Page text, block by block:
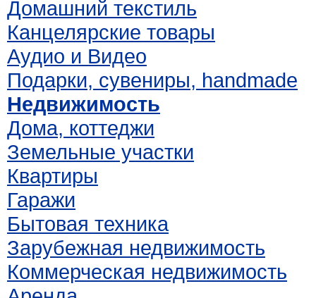
Домашний текстиль
Канцелярские товары
Аудио и Видео
Подарки, сувениры, handmade
Недвижимость
Дома, коттеджи
Земельные участки
Квартиры
Гаражи
Бытовая техника
Зарубежная недвижимость
Коммерческая недвижимость